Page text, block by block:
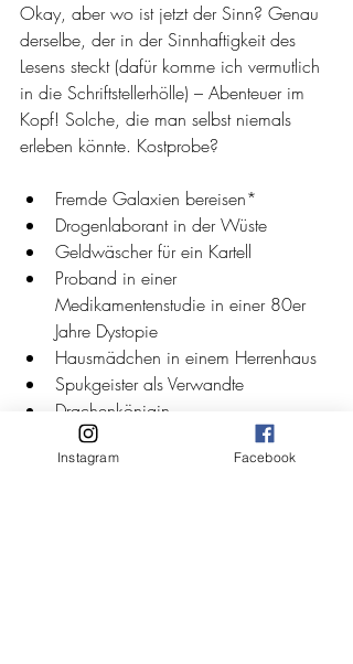
Okay, aber wo ist jetzt der Sinn? Genau
derselbe, der in der Sinnhaftigkeit des
Lesens steckt (dafür komme ich vermutlich
in die Schriftstellerhölle) – Abenteuer im
Kopf! Solche, die man selbst niemals
erleben könnte. Kostprobe?
Fremde Galaxien bereisen*
Drogenlaborant in der Wüste
Geldwäscher für ein Kartell
Proband in einer
Medikamentenstudie in einer 80er
Jahre Dystopie
Hausmädchen in einem Herrenhaus
Spukgeister als Verwandte
Drachenkönigin
50er Jahre Hausfrau mit Comedy-
Talent
Instagram Facebook